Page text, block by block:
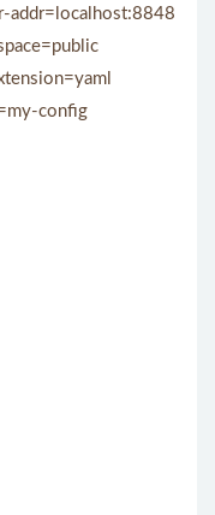
addr=localhost:8848
config